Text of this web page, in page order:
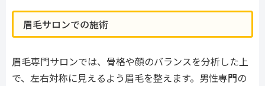
眉毛サロンでの施術
眉毛専門サロンでは、骨格や顔のバランスを分析した上
で、左右対称に見えるよう眉毛を整えます。男性専門の